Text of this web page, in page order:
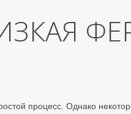
процесс. Однако